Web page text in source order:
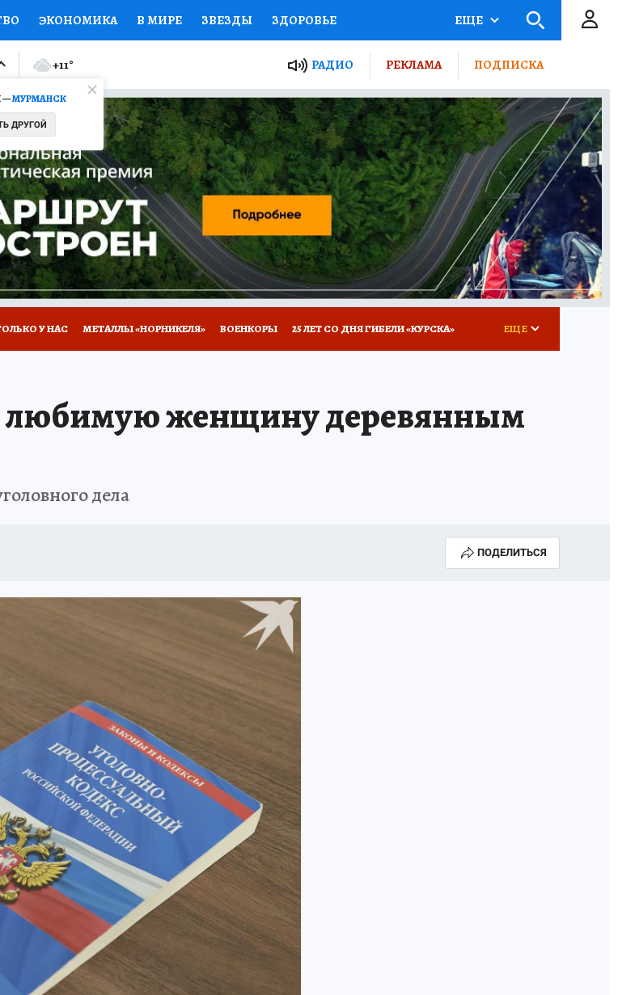
ЭКОНОМИКА В МИРЕ ЗВЕЗДЫ ЗДОРОВЬЕ
НАЦИОНАЛЬНЫЕ ПРОЕКТЫ РОССИИ
Я ЗНАЮ СЕМЬЯ ЖЕНСКИЕ СЕКРЕТЫ ПУТЕВОДИТЕЛЬ
СЕРИАЛЫ СПЕЦПРОЕКТЫ ДЕФИЦИТ ЖЕЛЕЗА ТУРИЗМ
КОНКУРСЫ РАБОТА У НАС ГИД ПОТРЕБИТЕЛЯ ВСЕ О КП
ЕЩЕ
—МУРМАНСК
ДРУГОЙ
+11° РАДИО РЕКЛАМА ПОДПИСКА
У НАС МЕТАЛЛЫ «НОРНИКЕЛЯ» ВОЕНКОРЫ 25 ЛЕТ СО ДНЯ ГИБЕЛИ «КУРСКА»
ИСПЫТАНО НА СЕБЕ
ЕЩЕ
любимую женщину деревянным
дела
ПОДЕЛИТЬСЯ